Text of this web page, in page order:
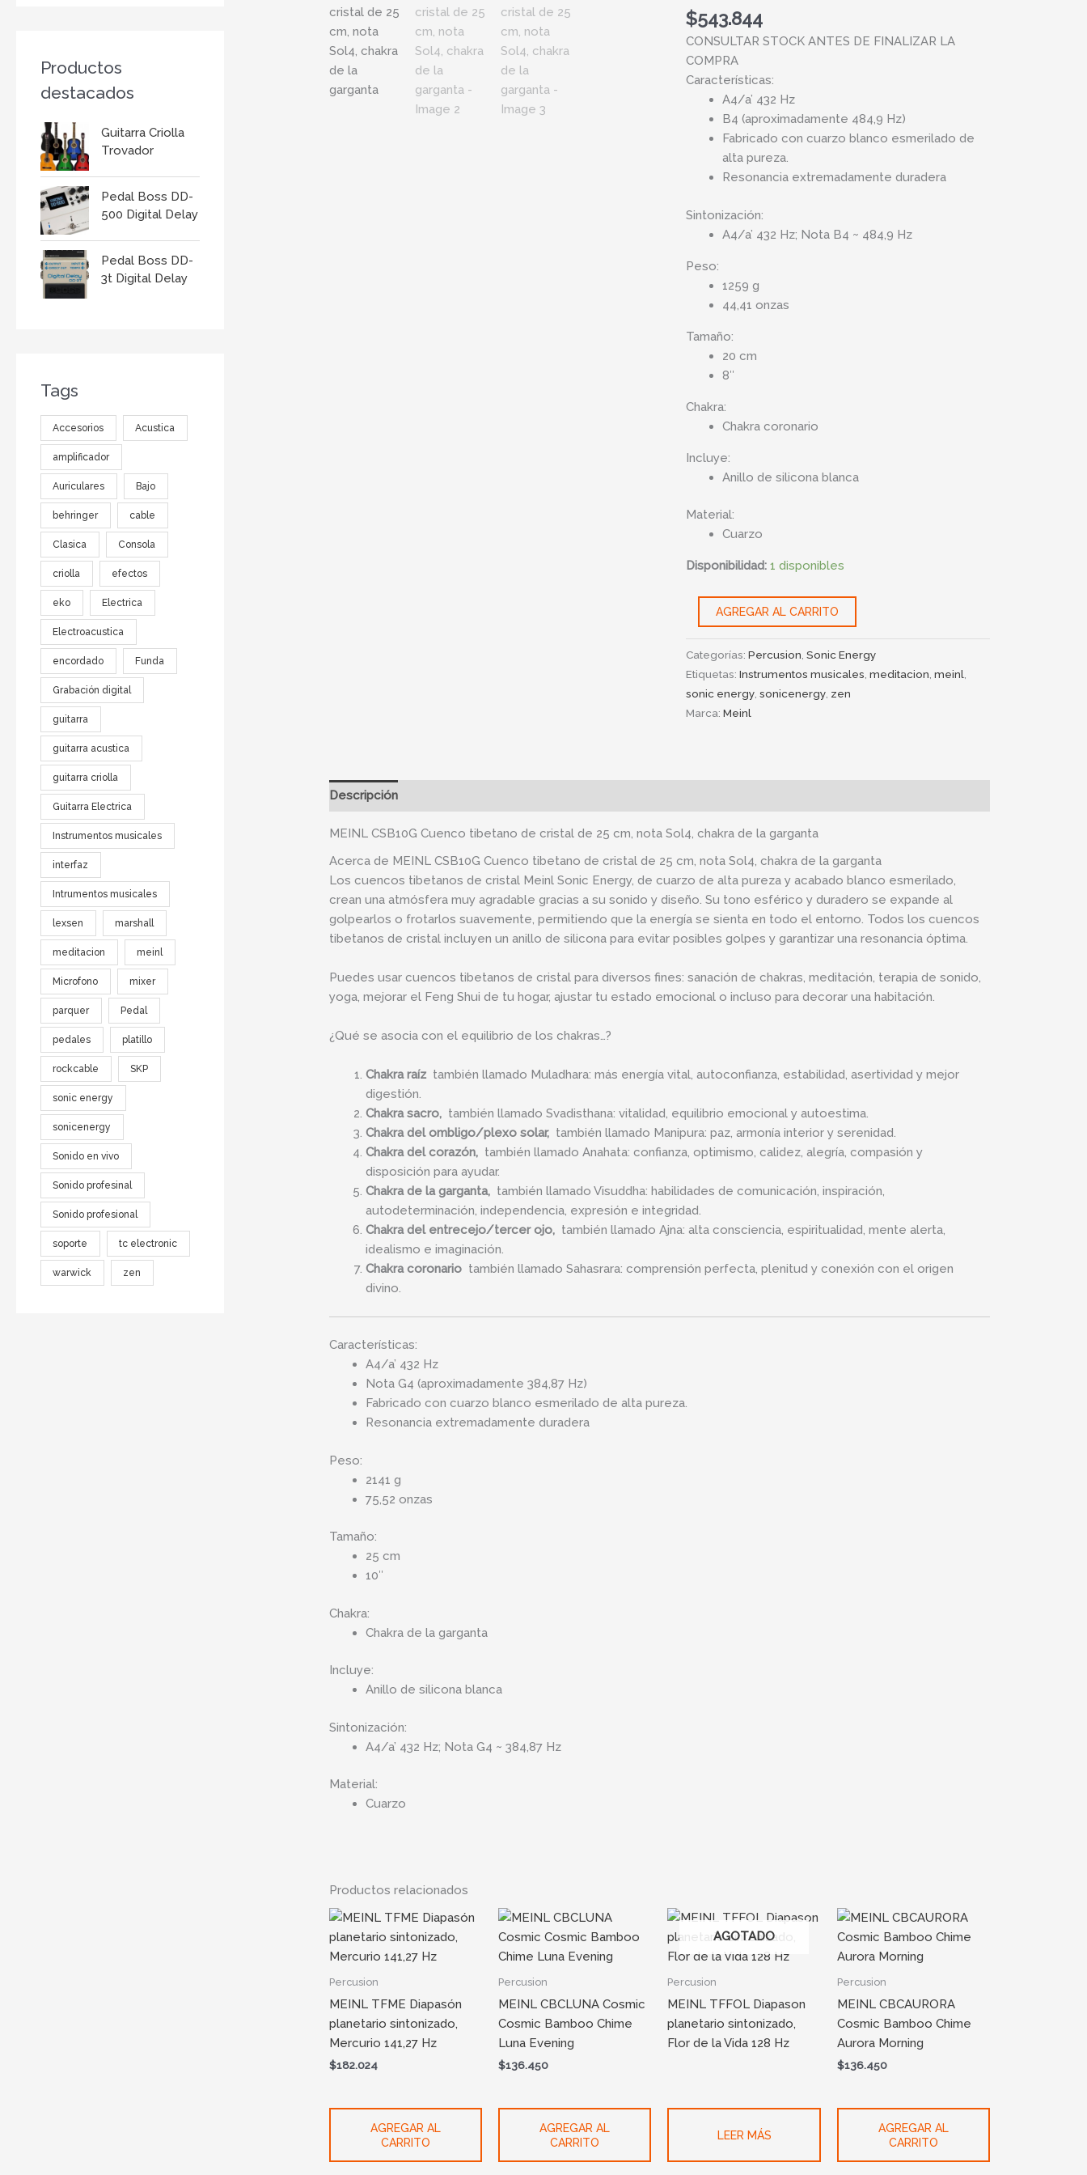
Productos
destacados
Guitarra Criolla
Trovador
Pedal Boss DD-
500 Digital Delay
Pedal Boss DD-
3t Digital Delay
Tags
Accesorios Acustica
amplificador
Auriculares Bajo
behringer cable
Clasica Consola
criolla efectos
eko Electrica
Electroacustica
encordado Funda
Grabación digital
guitarra
guitarra acustica
guitarra criolla
Guitarra Electrica
Instrumentos musicales
interfaz
Intrumentos musicales
lexsen marshall
meditacion meinl
Microfono mixer
parquer Pedal
pedales platillo
rockcable SKP
sonic energy
sonicenergy
Sonido en vivo
Sonido profesinal
Sonido profesional
soporte tc electronic
warwick zen
$543.844
CONSULTAR STOCK ANTES DE FINALIZAR LA
COMPRA
Características:
A4/a’ 432 Hz
B4 (aproximadamente 484,9 Hz)
Fabricado con cuarzo blanco esmerilado de
alta pureza.
Resonancia extremadamente duradera
Sintonización:
A4/a’ 432 Hz; Nota B4 ~ 484,9 Hz
Peso:
1259 g
44,41 onzas
Tamaño:
20 cm
8″
Chakra:
Chakra coronario
Incluye:
Anillo de silicona blanca
Material:
Cuarzo
Disponibilidad: 1 disponibles
25
cm,
nota
Sol4,
chakra
garganta
cantidad
AGREGAR AL CARRITO
Categorías:Percusion ,Sonic Energy
Etiquetas:Instrumentos musicales ,meditacion ,meinl
sonic energy ,sonicenergy zen
Marca:Meinl
Descripción
MEINL CSB10G Cuenco tibetano de cristal de 25 cm, nota Sol4, chakra de la garganta
Acerca de MEINL CSB10G Cuenco tibetano de cristal de 25 cm, nota Sol4, chakra de la garganta
Los cuencos tibetanos de cristal Meinl Sonic Energy, de cuarzo de alta pureza y acabado blanco esmerilado,
crean una atmósfera muy agradable gracias a su sonido y diseño. Su tono esférico y duradero se expande al
golpearlos o frotarlos suavemente, permitiendo que la energía se sienta en todo el entorno. Todos los cuencos
tibetanos de cristal incluyen un anillo de silicona para evitar posibles golpes y garantizar una resonancia óptima.
Puedes usar cuencos tibetanos de cristal para diversos fines: sanación de chakras, meditación, terapia de sonido,
yoga, mejorar el Feng Shui de tu hogar, ajustar tu estado emocional o incluso para decorar una habitación.
¿Qué se asocia con el equilibrio de los chakras…?
Chakra raíztambién llamado Muladhara: más energía vital, autoconfianza, estabilidad, asertividad y mejor
digestión.
Chakra sacro, también llamado Svadisthana: vitalidad, equilibrio emocional y autoestima.
Chakra del ombligo/plexo solar, también llamado Manipura: paz, armonía interior y serenidad.
Chakra del corazón, también llamado Anahata: confianza, optimismo, calidez, alegría, compasión y
disposición para ayudar.
Chakra de la garganta, también llamado Visuddha: habilidades de comunicación, inspiración,
autodeterminación, independencia, expresión e integridad.
Chakra del entrecejo/tercer ojo,también llamado Ajna: alta consciencia, espiritualidad, mente alerta,
idealismo e imaginación.
Chakra coronariotambién llamado Sahasrara: comprensión perfecta, plenitud y conexión con el origen
divino.
Características:
A4/a’ 432 Hz
Nota G4 (aproximadamente 384,87 Hz)
Fabricado con cuarzo blanco esmerilado de alta pureza.
Resonancia extremadamente duradera
Peso:
2141 g
75,52 onzas
Tamaño:
25 cm
10″
Chakra:
Chakra de la garganta
Incluye:
Anillo de silicona blanca
Sintonización:
A4/a’ 432 Hz; Nota G4 ~ 384,87 Hz
Material:
Cuarzo
Productos relacionados
Percusion
MEINL TFME Diapasón
planetario sintonizado,
Mercurio 141,27 Hz
$182.024
AGREGAR AL
CARRITO
Percusion
MEINL CBCLUNA Cosmic
Cosmic Bamboo Chime
Luna Evening
$136.450
AGREGAR AL
CARRITO
AGOTADO
Percusion
MEINL TFFOL Diapason
planetario sintonizado,
Flor de la Vida 128 Hz
LEER MÁS
Percusion
MEINL CBCAURORA
Cosmic Bamboo Chime
Aurora Morning
$136.450
AGREGAR AL
CARRITO